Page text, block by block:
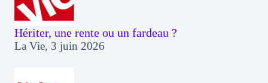
Hériter, une rente ou un fardeau ?
La Vie, 3 juin 2026